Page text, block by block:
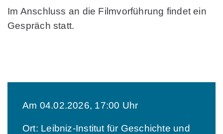
Im Anschluss an die Filmvorführung findet ein
Gespräch statt.
Am 04.02.2026, 17:00 Uhr
Ort: Leibniz-Institut für Geschichte und